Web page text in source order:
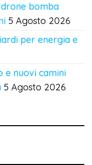
bomba
5 Agosto 2026
per energia e
e nuovi camini
5 Agosto 2026